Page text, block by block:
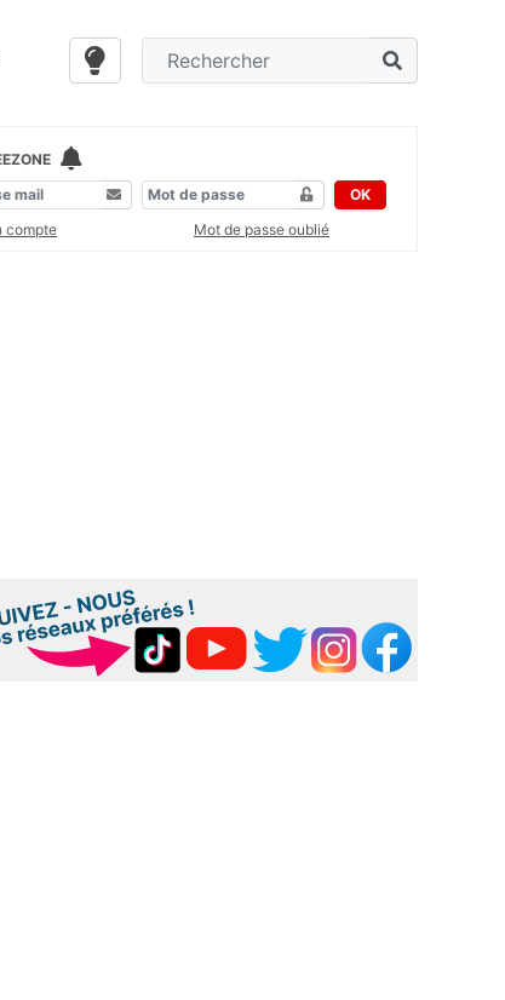
OK
compte
Mot de passe oublié